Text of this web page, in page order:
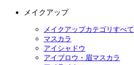
メイクアップ
メイクアップカテゴリすべて
マスカラ
アイシャドウ
アイブロウ・眉マスカラ